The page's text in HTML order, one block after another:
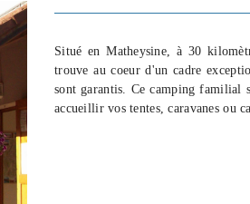
Situé en Matheysine, à 30
trouve au coeur d'un cadre
sont garantis. Ce camping familial
accueillir vos tentes, caravanes ou